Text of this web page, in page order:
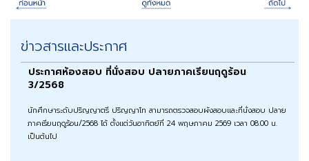
ข่าวสารและประกาศ
ประกาศห้องสอบ ที่นั่งสอบ ปลายภาคเรียนฤดูร้อน
3/2568
นักศึกษาระดับปริญญาตรี ปริญญาโท สามารถตรวจสอบผังสอบและที่นั่งสอบ ปลาย
ภาคเรียนฤดูร้อน/2568 ได้ ตั้งแต่วันอาทิตย์ที่ 24 พฤษภาคม 2569 เวลา 08.00 น.
เป็นต้นไป